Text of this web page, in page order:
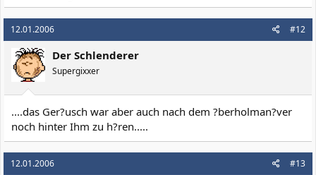
12.01.2006 #12
Der Schlenderer
Supergixxer
....das Ger?usch war aber auch nach dem ?berholman?ver
noch hinter Ihm zu h?ren.....
12.01.2006 #13